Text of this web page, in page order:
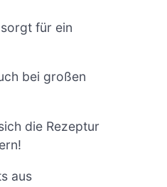
für ein
bei großen
die Rezeptur
aus